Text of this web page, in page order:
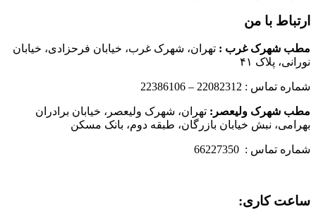
ارتباط با من
مطب شهرک غرب : تهران، شهرک غرب، خیابان فرحزادی، خیابان
نورانی، پلاک ۴۱
شماره تماس : 22082312 – 22386106
مطب شهرک ولیعصر: تهران، شهرک ولیعصر، خیابان برادران
بهرامی، نبش خیابان بازرگان، طبقه دوم، بانک مسکن
شماره تماس : 66227350
ساعت کاری: